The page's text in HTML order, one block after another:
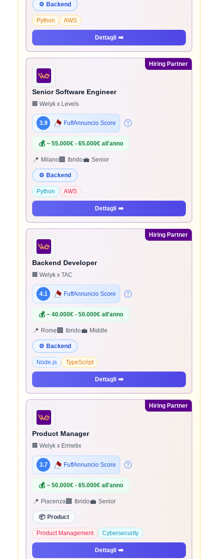
⚙️ Backend
Python AWS
Dettagli ➡️
Hiring Partner
Senior Software Engineer
🏢 Welyk x Levels
3.9 FuffAnnuncio Score
💰 ~ 55.000€ - 65.000€ all'anno
📍 Milano🏢 Ibrido💼 Senior
⚙️ Backend
Python AWS
Dettagli ➡️
Hiring Partner
Backend Developer
🏢 Welyk x TAC
4.1 FuffAnnuncio Score
💰 ~ 40.000€ - 50.000€ all'anno
📍 Rome 🏢 Ibrido💼 Middle
⚙️ Backend
Node.js TypeScript
Dettagli ➡️
Hiring Partner
Product Manager
🏢 Welyk x Ermetix
3.7 FuffAnnuncio Score
💰 ~ 50.000€ - 65.000€ all'anno
📍 Piacenza🏢 Ibrido💼 Senior
📦 Product
Product Management Cybersecurity
Dettagli ➡️